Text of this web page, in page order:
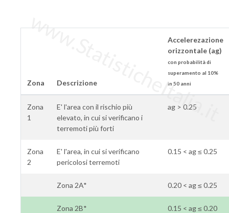
Zona Descrizione
Accelerezazione
orizzontale (ag)
con probabilità di
superamento al 10%
in 50 anni
Zona
1
E' l'area con il rischio più
elevato, in cui si verificano i
terremoti più forti
ag > 0.25
Zona
2
E' l'area, in cui si verificano
pericolosi terremoti
0.15 < ag ≤ 0.25
Zona 2A* 0.20 < ag ≤ 0.25
Zona 2B* 0.15 < ag ≤ 0.20
www.StatisticheItalia.it